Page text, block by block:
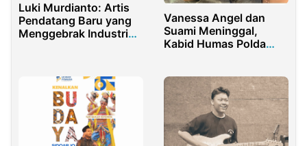
Luki Murdianto: Artis
Pendatang Baru yang
Menggebrak Industri
Vanessa Angel dan
Suami Meninggal,
Kabid Humas Polda